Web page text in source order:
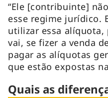
“Ele [contribuinte]
esse regime jurídico.
utilizar essa alíquota,
vai, se fizer a venda
pagar as alíquotas
que estão expostas
Quais as